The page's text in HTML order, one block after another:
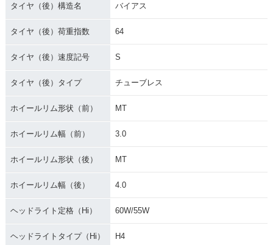
タイヤ（後）構造名 バイアス
タイヤ（後）荷重指数 64
タイヤ（後）速度記号 S
タイヤ（後）タイプ チューブレス
ホイールリム形状（前） MT
ホイールリム幅（前） 3.0
ホイールリム形状（後） MT
ホイールリム幅（後） 4.0
ヘッドライト定格（Hi） 60W/55W
ヘッドライトタイプ（Hi） H4